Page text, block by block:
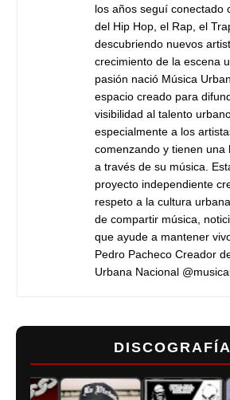
los años seguí conectado
del Hip Hop, el Rap, el
descubriendo nuevos
crecimiento de la escena
pasión nació Música
espacio creado para
visibilidad al talento
especialmente a los
comenzando y tienen una
a través de su música.
proyecto independiente
respeto a la cultura
de compartir música,
que ayude a mantener
Pedro Pacheco Creador
Urbana Nacional